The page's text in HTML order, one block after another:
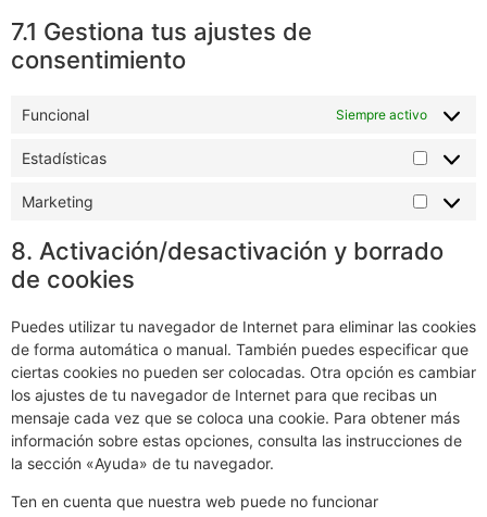
7.1 Gestiona tus ajustes de
consentimiento
Funcional Siempre activo
Estadísticas
Marketing
8. Activación/desactivación y borrado
de cookies
Puedes utilizar tu navegador de Internet para eliminar las cookies
de forma automática o manual. También puedes especificar que
ciertas cookies no pueden ser colocadas. Otra opción es cambiar
los ajustes de tu navegador de Internet para que recibas un
mensaje cada vez que se coloca una cookie. Para obtener más
información sobre estas opciones, consulta las instrucciones de
la sección «Ayuda» de tu navegador.
Ten en cuenta que nuestra web puede no funcionar